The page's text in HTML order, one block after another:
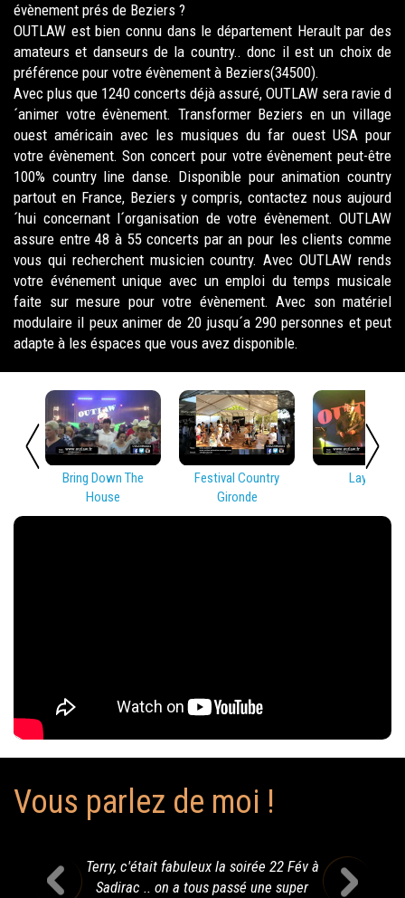
évènement prés de Beziers ?
OUTLAW est bien connu dans le département Herault par des
amateurs et danseurs de la country.. donc il est un choix de
préférence pour votre évènement à Beziers(34500).
Avec plus que 1240 concerts déjà assuré, OUTLAW sera ravie d
´animer votre évènement. Transformer Beziers en un village
ouest américain avec les musiques du far ouest USA pour
votre évènement. Son concert pour votre évènement peut-être
100% country line danse. Disponible pour animation country
partout en France, Beziers y compris, contactez nous aujourd
´hui concernant l´organisation de votre évènement. OUTLAW
assure entre 48 à 55 concerts par an pour les clients comme
vous qui recherchent musicien country. Avec OUTLAW rends
votre événement unique avec un emploi du temps musicale
faite sur mesure pour votre évènement. Avec son matériel
modulaire il peux animer de 20 jusqu´a 290 personnes et peut
adapte à les éspaces que vous avez disponible.
Bring Down The
House
Festival Country
Gironde
Lay Low
Vous parlez de moi !
Terry, c'était fabuleux la soirée 22 Fév à
Sadirac .. on a tous passé une super